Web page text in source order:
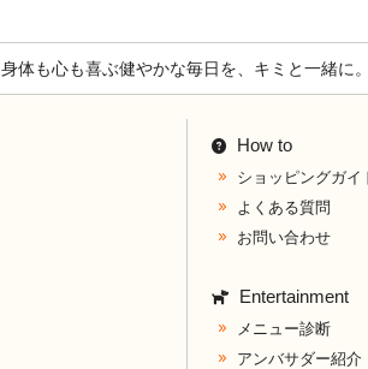
身体も心も喜ぶ健やかな毎日を、キミと一緒に。
How to
ショッピングガイ
よくある質問
お問い合わせ
Entertainment
メニュー診断
アンバサダー紹介